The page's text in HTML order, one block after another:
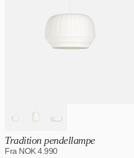
Tradition pendellampe
Fra NOK4.990